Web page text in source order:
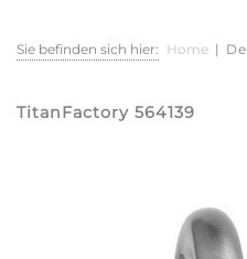
Sie befinden sich hier: Home |
TitanFactory 564139